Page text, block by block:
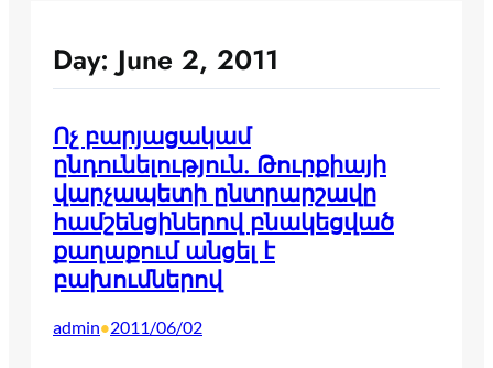
Day: June 2, 2011
Ոչ բարյացակամ
ընդունելություն. Թուրքիայի
վարչապետի ընտրարշավը
համշենցիներով բնակեցված
քաղաքում անցել է
բախումներով
admin•2011/06/02